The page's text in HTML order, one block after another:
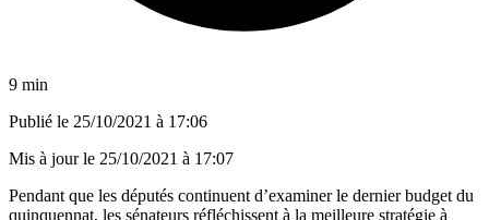
9 min
Publié le 25/10/2021 à 17:06
Mis à jour le 25/10/2021 à 17:07
Pendant que les députés continuent d’examiner le dernier budget du
quinquennat, les sénateurs réfléchissent à la meilleure stratégie à